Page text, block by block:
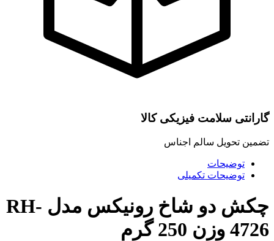
گارانتی سلامت فیزیکی کالا
تضمین تحویل سالم اجناس
توضیحات
توضیحات تکمیلی
چکش دو شاخ رونیکس مدل RH-
4726 وزن 250 گرم